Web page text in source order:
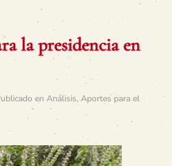
la presidencia en
en Análisis, Aportes para el